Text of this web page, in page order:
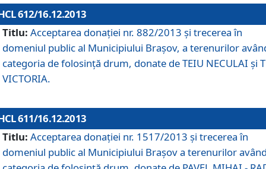
612/16.12.2013
Titlu: Acceptarea donaţiei nr. 882/2013 şi trecerea în
domeniul public al Municipiului Braşov, a terenurilor
categoria de folosinţă drum, donate de TEIU NECULAI şi
VICTORIA.
611/16.12.2013
Titlu: Acceptarea donaţiei nr. 1517/2013 şi trecerea în
domeniul public al Municipiului Braşov a terenurilor